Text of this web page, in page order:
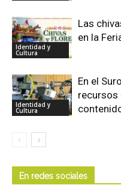
Identidad y
Cultura
Las
en la
Identidad y
Cultura
En el
recursos
En redes sociales